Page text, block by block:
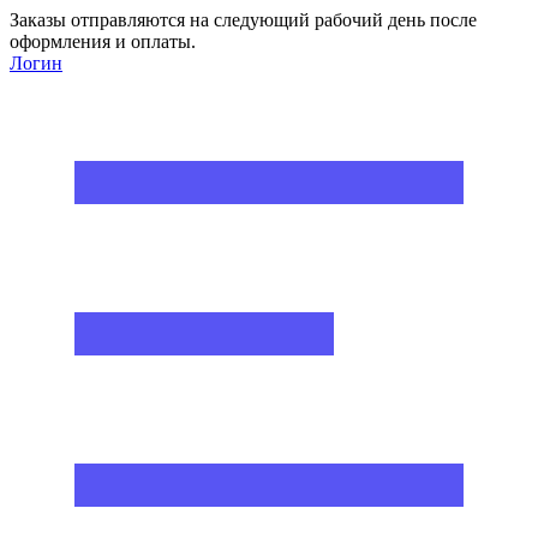
Заказы отправляются на следующий рабочий день после
оформления и оплаты.
Логин